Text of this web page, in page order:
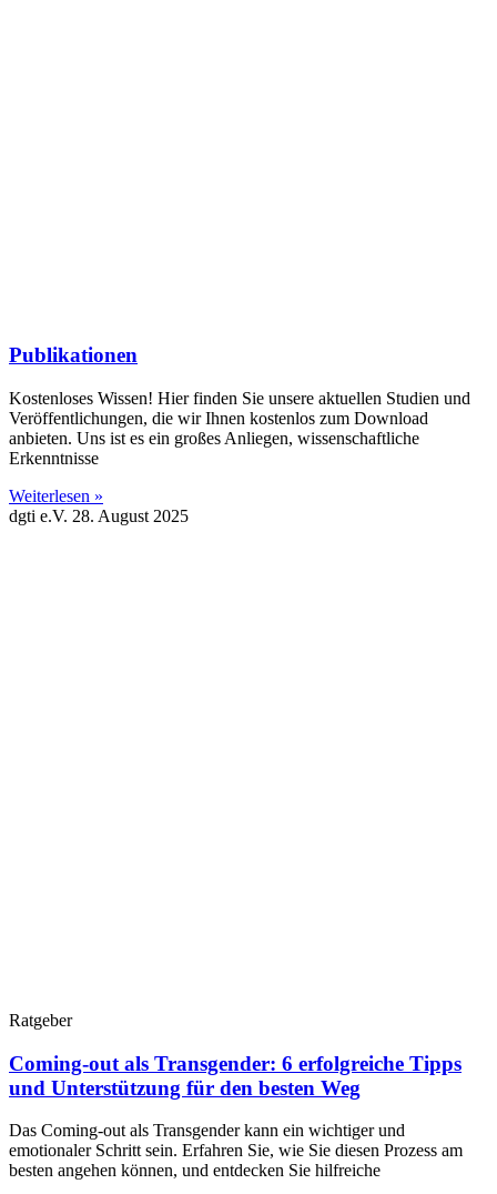
Publikationen
Kostenloses Wissen! Hier finden Sie unsere aktuellen Studien und
Veröffentlichungen, die wir Ihnen kostenlos zum Download
anbieten. Uns ist es ein großes Anliegen, wissenschaftliche
Erkenntnisse
Weiterlesen »
dgti e.V. 28. August 2025
Ratgeber
Coming-out als Transgender: 6 erfolgreiche Tipps
und Unterstützung für den besten Weg
Das Coming-out als Transgender kann ein wichtiger und
emotionaler Schritt sein. Erfahren Sie, wie Sie diesen Prozess am
besten angehen können, und entdecken Sie hilfreiche